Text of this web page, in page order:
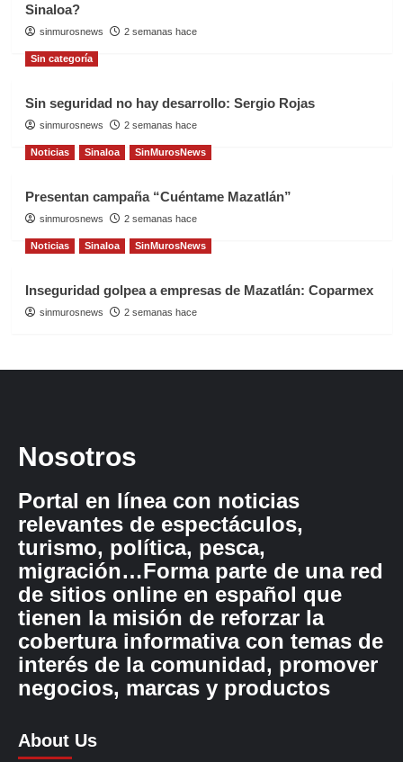
Sinaloa?
sinmurosnews 2 semanas hace
Sin categoría
Sin seguridad no hay desarrollo: Sergio Rojas
sinmurosnews 2 semanas hace
Noticias Sinaloa SinMurosNews
Presentan campaña “Cuéntame Mazatlán”
sinmurosnews 2 semanas hace
Noticias Sinaloa SinMurosNews
Inseguridad golpea a empresas de Mazatlán: Coparmex
sinmurosnews 2 semanas hace
Nosotros
Portal en línea con noticias
relevantes de espectáculos,
turismo, política, pesca,
migración…Forma parte de una red
de sitios online en español que
tienen la misión de reforzar la
cobertura informativa con temas de
interés de la comunidad, promover
negocios, marcas y productos
About Us